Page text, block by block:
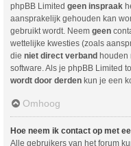
phpBB Limited geen inspraak
aansprakelijk gehouden kan
gebruikt wordt. Neem geen
wettelijke kwesties (zoals
die niet direct verband houden
software. Als je phpBB Limited
wordt door derden kun je een
Omhoog
Hoe neem ik contact op met
Alle gebruikers van het forum